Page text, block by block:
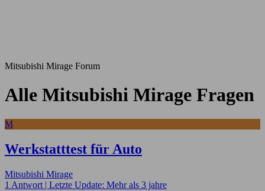
Mitsubishi Mirage Forum
Alle Mitsubishi Mirage Fragen
M
Werkstatttest für Auto
Mitsubishi Mirage
1 Antwort | Letzte Update: Mehr als 3 jahre